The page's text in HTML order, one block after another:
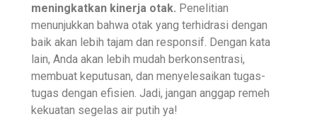
meningkatkan kinerja otak. Penelitian
menunjukkan bahwa otak yang terhidrasi dengan
baik akan lebih tajam dan responsif. Dengan kata
lain, Anda akan lebih mudah berkonsentrasi,
membuat keputusan, dan menyelesaikan tugas-
tugas dengan efisien. Jadi, jangan anggap remeh
kekuatan segelas air putih ya!